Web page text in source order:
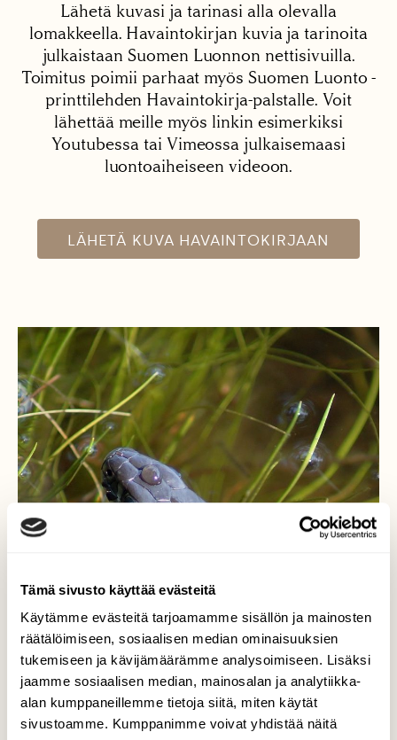
Tämä sivusto käyttää evästeitä
Käytämme evästeitä tarjoamamme sisällön ja mainosten
räätälöimiseen, sosiaalisen median ominaisuuksien
tukemiseen ja kävijämäärämme analysoimiseen. Lisäksi
jaamme sosiaalisen median, mainosalan ja analytiikka-
alan kumppaneillemme tietoja siitä, miten käytät
sivustoamme. Kumppanimme voivat yhdistää näitä
Lähetä kuvasi ja tarinasi alla olevalla
lomakkeella. Havaintokirjan kuvia ja tarinoita
julkaistaan Suomen Luonnon nettisivuilla.
Toimitus poimii parhaat myös Suomen Luonto -
printtilehden Havaintokirja-palstalle. Voit
lähettää meille myös linkin esimerkiksi
Youtubessa tai Vimeossa julkaisemaasi
luontoaiheiseen videoon.
LÄHETÄ KUVA HAVAINTOKIRJAAN